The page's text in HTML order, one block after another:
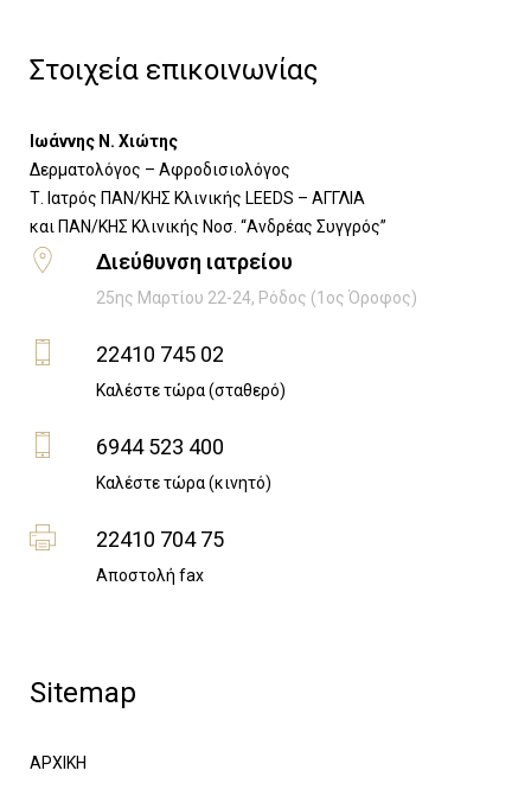
Στοιχεία επικοινωνίας
Ιωάννης Ν. Χιώτης
Δερματολόγος – Αφροδισιολόγος
Τ. Ιατρός ΠΑΝ/ΚΗΣ Κλινικής LEEDS – ΑΓΓΛΙΑ
​και ΠΑΝ/ΚΗΣ Κλινικής Νοσ. “Ανδρέας Συγγρός”
Διεύθυνση ιατρείου
25ης Μαρτίου 22-24, Ρόδος (1ος Όροφος)
22410 745 02
Καλέστε τώρα (σταθερό)
6944 523 400
Καλέστε τώρα (κινητό)
22410 704 75
Αποστολή fax
Sitemap
ΑΡΧΙΚΗ